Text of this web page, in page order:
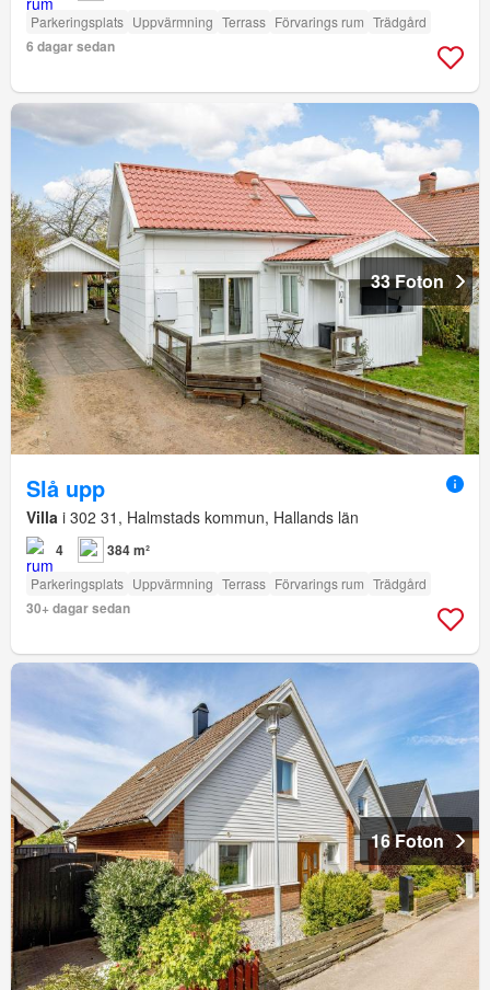
Parkeringsplats Uppvärmning Terrass Förvarings rum Trädgård
6 dagar sedan
33 Foton
Slå upp
Villa i 302 31, Halmstads kommun, Hallands län
4 384 m²
Parkeringsplats Uppvärmning Terrass Förvarings rum Trädgård
30+ dagar sedan
16 Foton